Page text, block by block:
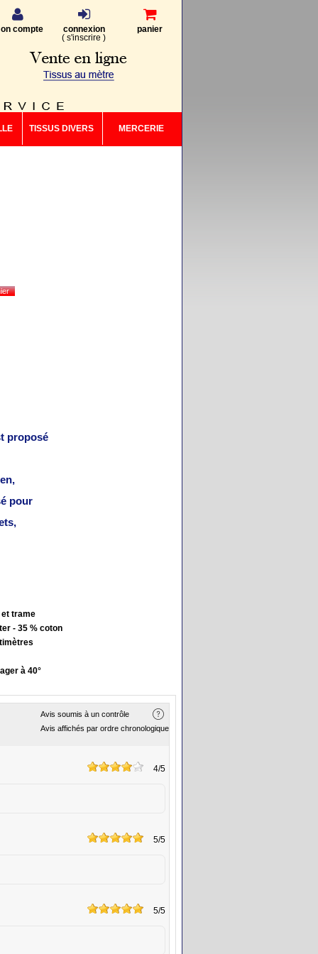
compte
connexion
( s'inscrire )
panier
TISSUS DIVERS MERCERIE
proposé
pour
trame
- 35 % coton
à 40°
Avis soumis à un contrôle
Avis affichés par ordre chronologique
4/5
5/5
5/5